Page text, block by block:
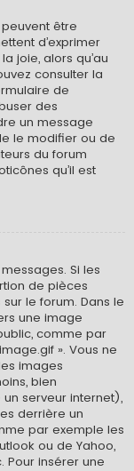
être
d’exprimer
joie, alors qu’au
consulter la
de
des
un message
le modifier ou de
du forum
qu’il est
Si les
de pièces
le forum. Dans le
une image
comme par
». Vous ne
images
bien
serveur internet),
derrière un
par exemple les
ou de Yahoo,
Pour insérer une